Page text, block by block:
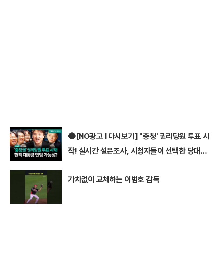
🔴[NO광고 I 다시보기] ''충청' 권리당원 투표 시
작! 실시간 설문조사, 시청자들이 선택한 당대표
가차없이 교체하는 이범호 감독